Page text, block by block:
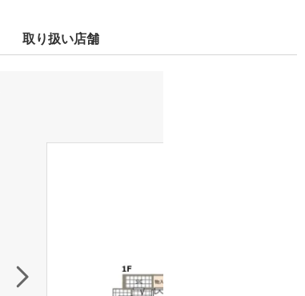
取り扱い店舗